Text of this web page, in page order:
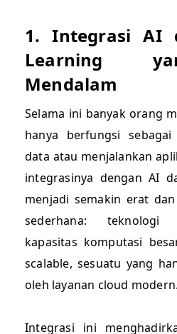
1. Integrasi AI
Learning
Mendalam
Selama ini banyak orang
hanya berfungsi
data atau menjalankan
integrasinya dengan AI
menjadi semakin erat
sederhana: teknologi
kapasitas komputasi
scalable, sesuatu yang
oleh layanan cloud modern.
Integrasi ini